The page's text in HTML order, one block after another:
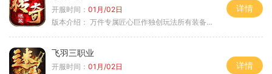
开服时间： 01月/02日
版本介绍： 万件专属匠心巨作独创玩法所有装备靠打
详情
飞羽三职业
开服时间： 01月/02日
详情